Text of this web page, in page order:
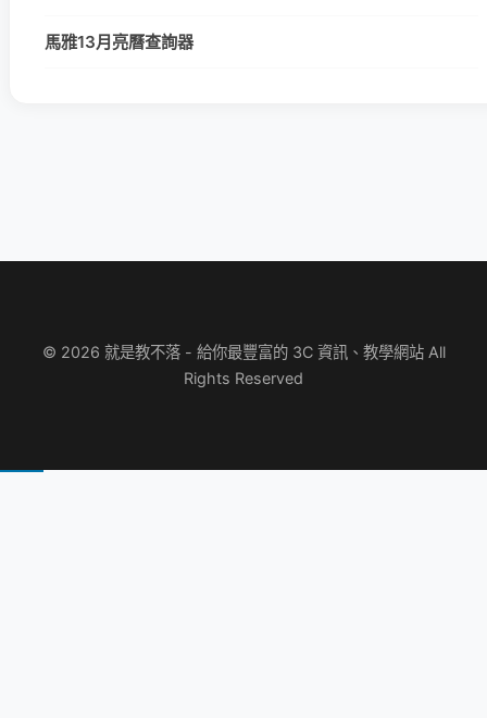
馬雅13月亮曆查詢器
© 2026 就是教不落 - 給你最豐富的 3C 資訊、教學網站 All
Rights Reserved